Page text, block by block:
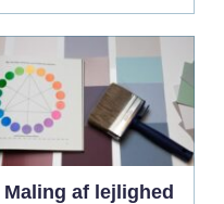
Maling af lejlighed